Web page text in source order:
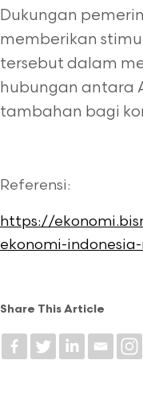
Dukungan
memberikan
tersebut dalam
hubungan antara
tambahan bagi
Referensi:
https://
ekonomi-
Share This Article